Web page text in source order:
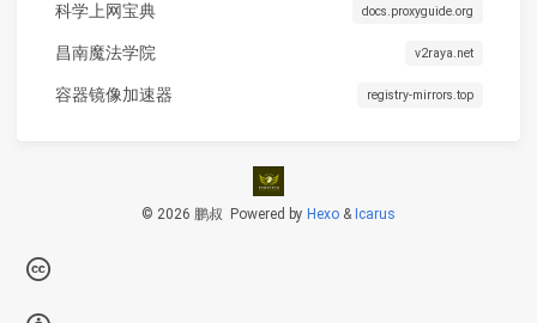
科学上网宝典 docs.proxyguide.org
昌南魔法学院 v2raya.net
容器镜像加速器 registry-mirrors.top
© 2026 鹏叔 Powered by Hexo & Icarus